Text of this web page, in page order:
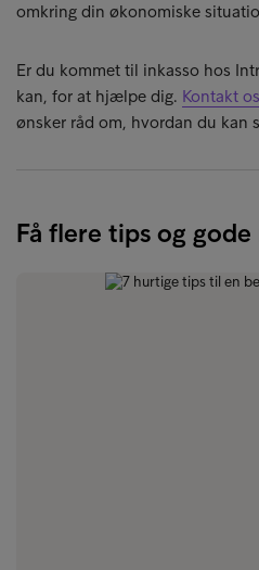
omkring din økonomiske
Er du kommet til inkasso hos
kan, for at hjælpe dig. Kontakt os
ønsker råd om, hvordan du kan
Få flere tips og gode